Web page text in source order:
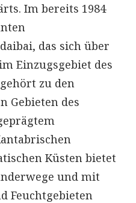
Im bereits 1984
das sich über
Einzugsgebiet des
zu den
Gebieten des
Küsten bietet
und mit
Feuchtgebieten